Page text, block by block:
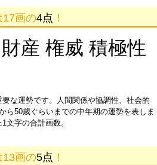
17画の4点 ！
産 権威 積極性
な運勢です。人間関係や協調性、社会的
ら50歳ぐらいまでの中年期の運勢を表しま
文字の合計画数。
13画の5点 ！